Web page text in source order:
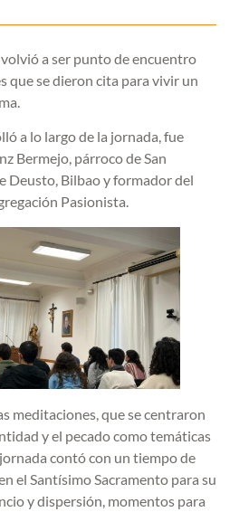
a ser punto de encuentro
que se dieron cita para vivir un
a lo largo de la jornada, fue
Bermejo, párroco de San
Deusto, Bilbao y formador del
Pasionista.
meditaciones, que se centraron
y el pecado como temáticas
contó con un tiempo de
el Santísimo Sacramento para su
y dispersión, momentos para